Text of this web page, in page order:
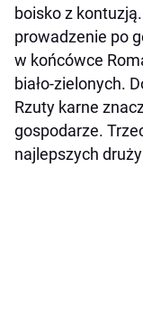
boisko z
prowadzenie po
w końcówce
biało-zielonych.
Rzuty karne
gospodarze.
najlepszych